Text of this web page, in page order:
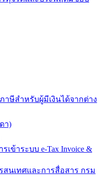
ษีสำหรับผู้มีเงินได้จากต่าง
า)
ข้าระบบ e-Tax Invoice &
นเทศและการสื่อสาร กรม